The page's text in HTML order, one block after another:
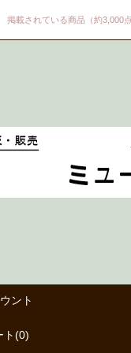
掲載されている商品（約3,000
ント
ト(0)